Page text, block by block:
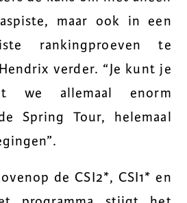
maar ook in een
rankingproeven te
verder. “Je kunt je
we allemaal enorm
Spring Tour, helemaal
de CSI2*, CSI1* en